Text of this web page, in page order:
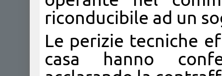
riconducibile ad un
Le perizie tecniche
casa hanno